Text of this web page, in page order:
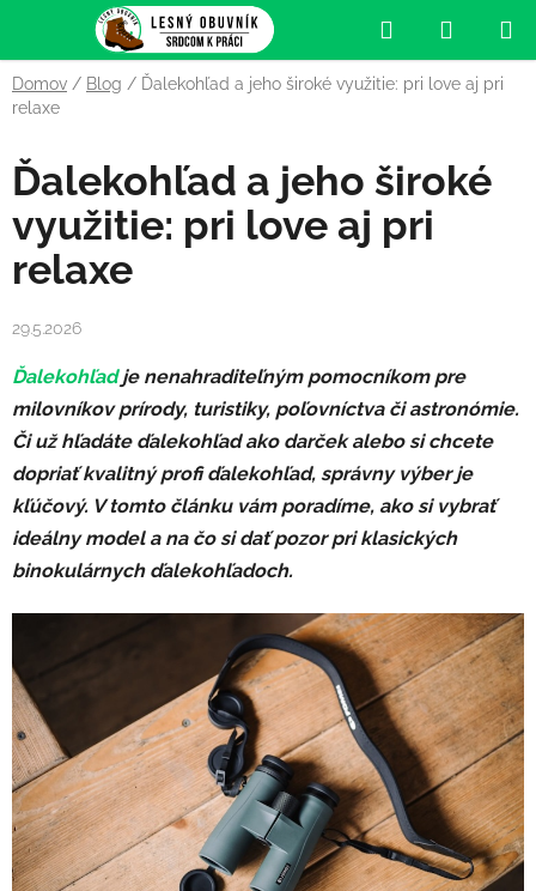
obsah
Hľadať
KOŠÍK
Domov / Blog / Ďalekohľad a jeho široké využitie: pri love aj pri
relaxe
Ďalekohľad a jeho široké
využitie: pri love aj pri
relaxe
29.5.2026
Ďalekohľadje nenahraditeľným pomocníkom pre
milovníkov prírody, turistiky, poľovníctva či astronómie.
Či už hľadáte ďalekohľad ako darček alebo si chcete
dopriať kvalitný profi ďalekohľad, správny výber je
kľúčový. V tomto článku vám poradíme, ako si vybrať
ideálny model a na čo si dať pozor pri klasických
binokulárnych ďalekohľadoch.